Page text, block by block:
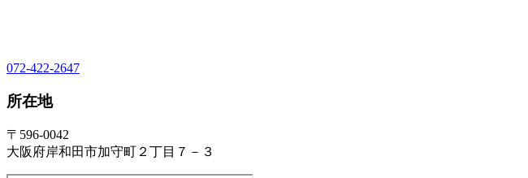
072-422-2647
所在地
〒596-0042
大阪府岸和田市加守町２丁目７－３